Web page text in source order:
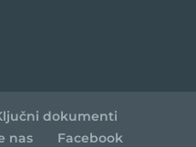
dokumenti
nas
Facebook